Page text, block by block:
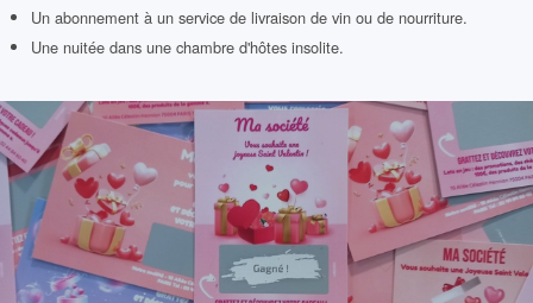
Un abonnement à un service de livraison de vin ou de nourriture.
Une nuitée dans une chambre d'hôtes insolite.